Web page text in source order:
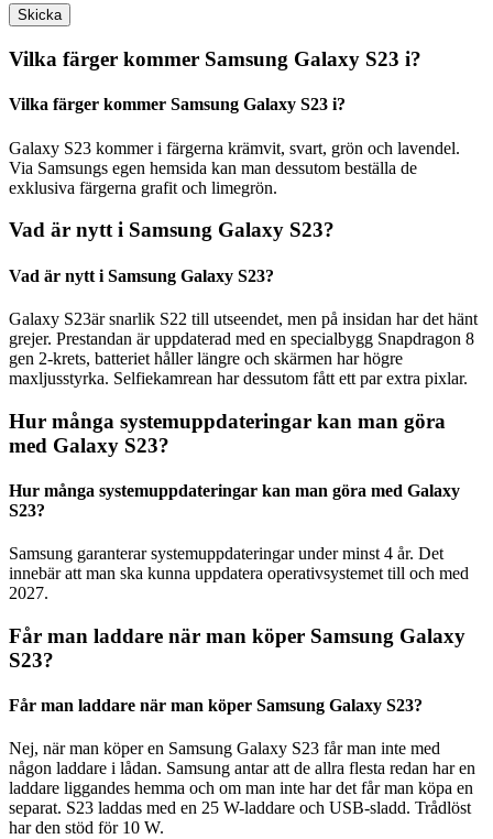
Vilka färger kommer Samsung Galaxy S23 i?
Vilka färger kommer Samsung Galaxy S23 i?
Galaxy S23 kommer i färgerna krämvit, svart, grön och lavendel.
Via Samsungs egen hemsida kan man dessutom beställa de
exklusiva färgerna grafit och limegrön.
Vad är nytt i Samsung Galaxy S23?
Vad är nytt i Samsung Galaxy S23?
Galaxy S23är snarlik S22 till utseendet, men på insidan har det hänt
grejer. Prestandan är uppdaterad med en specialbygg Snapdragon 8
gen 2-krets, batteriet håller längre och skärmen har högre
maxljusstyrka. Selfiekamrean har dessutom fått ett par extra pixlar.
Hur många systemuppdateringar kan man göra
med Galaxy S23?
Hur många systemuppdateringar kan man göra med Galaxy
S23?
Samsung garanterar systemuppdateringar under minst 4 år. Det
innebär att man ska kunna uppdatera operativsystemet till och med
2027.
Får man laddare när man köper Samsung Galaxy
S23?
Får man laddare när man köper Samsung Galaxy S23?
Nej, när man köper en Samsung Galaxy S23 får man inte med
någon laddare i lådan. Samsung antar att de allra flesta redan har en
laddare liggandes hemma och om man inte har det får man köpa en
separat. S23 laddas med en 25 W-laddare och USB-sladd. Trådlöst
har den stöd för 10 W.